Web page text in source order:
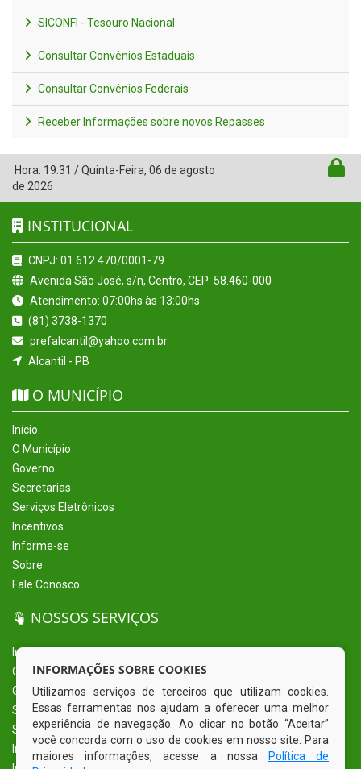
SICONFI - Tesouro Nacional
Consultar Convênios Estaduais
Consultar Convênios Federais
Receber Informações sobre novos Repasses
Hora: 19:31 /Quinta-Feira, 06 de agosto
de 2026
INSTITUCIONAL
CNPJ: 01.612.470/0001-79
Avenida São José, s/n, Centro, CEP: 58.460-000
Atendimento: 07:00hs às 13:00hs
(81) 3738-1370
prefalcantil@yahoo.com.br
Alcantil - PB
O MUNICÍPIO
Início
O Município
Governo
Secretarias
Serviços Eletrônicos
Incentivos
Informe-se
Sobre
Fale Conosco
NOSSOS SERVIÇOS
Início
O Município
Governo
Secretarias
Serviços Eletrônicos
Incentivos
INFORMAÇÕES SOBRE COOKIES
Utilizamos serviços de terceiros que utilizam cookies.
Essas ferramentas nos ajudam a oferecer uma melhor
experiência de navegação. Ao clicar no botão “Aceitar”
você concorda com o uso de cookies em nosso site. Para
maiores informações, acesse a nossa
Política de